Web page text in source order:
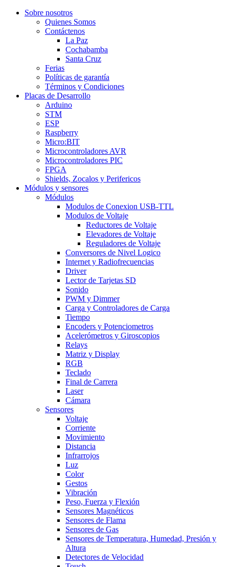
Sobre nosotros
Quienes Somos
Contáctenos
La Paz
Cochabamba
Santa Cruz
Ferias
Políticas de garantía
Términos y Condiciones
Placas de Desarrollo
Arduino
STM
ESP
Raspberry
Micro:BIT
Microcontroladores AVR
Microcontroladores PIC
FPGA
Shields, Zocalos y Perifericos
Módulos y sensores
Módulos
Modulos de Conexion USB-TTL
Modulos de Voltaje
Reductores de Voltaje
Elevadores de Voltaje
Reguladores de Voltaje
Conversores de Nivel Logico
Internet y Radiofrecuencias
Driver
Lector de Tarjetas SD
Sonido
PWM y Dimmer
Carga y Controladores de Carga
Tiempo
Encoders y Potenciometros
Acelerómetros y Giroscopios
Relays
Matriz y Display
RGB
Teclado
Final de Carrera
Laser
Cámara
Sensores
Voltaje
Corriente
Movimiento
Distancia
Infrarrojos
Luz
Color
Gestos
Vibración
Peso, Fuerza y Flexión
Sensores Magnéticos
Sensores de Flama
Sensores de Gas
Sensores de Temperatura, Humedad, Presión y
Altura
Detectores de Velocidad